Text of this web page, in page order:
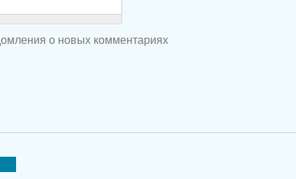
о новых комментариях